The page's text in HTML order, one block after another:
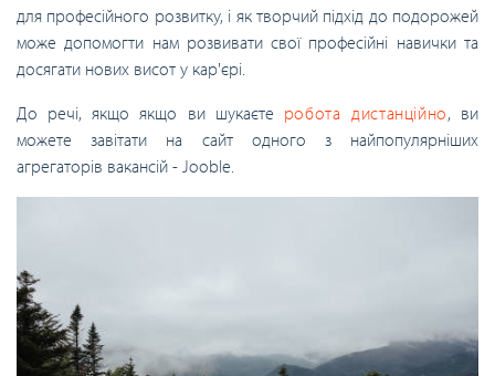
для професійного розвитку, і як творчий підхід до подорожей
може допомогти нам розвивати свої професійні навички та
досягати нових висот у кар'єрі.
До речі, якщо якщо ви шукаєте робота дистанційно, ви
можете завітати на сайт одного з найпопулярніших
агрегаторів вакансій - Jooble.